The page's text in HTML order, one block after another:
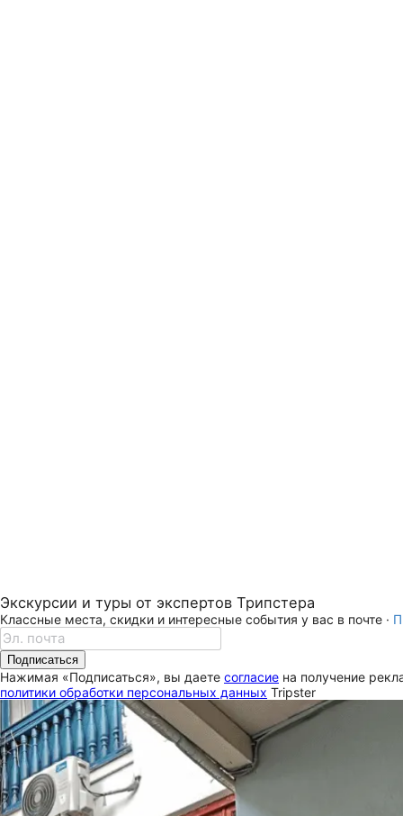
Экскурсии и туры от экспертов Трипстера
Классные места, скидки и интересные события у вас в почте ·
Подписаться
Нажимая «Подписаться», вы даете согласие на получение
политики обработки персональных данных Tripster